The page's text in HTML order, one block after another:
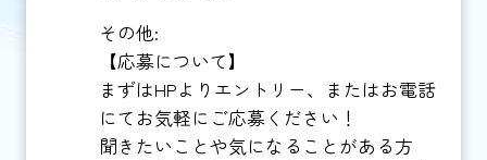
その他:
【応募について】
まずはHPよりエントリー、またはお電話
にてお気軽にご応募ください！
聞きたいことや気になることがある方